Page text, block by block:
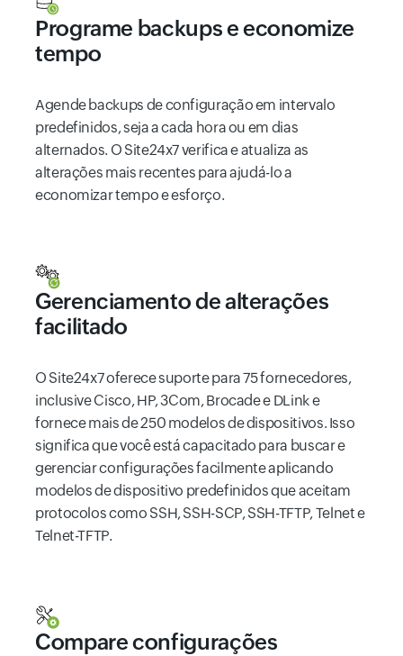
Programe backups e economize
tempo
Agende backups de configuração em intervalo
predefinidos, seja a cada hora ou em dias
alternados. O Site24x7 verifica e atualiza as
alterações mais recentes para ajudá-lo a
economizar tempo e esforço.
Gerenciamento de alterações
facilitado
O Site24x7 oferece suporte para 75 fornecedores,
inclusive Cisco, HP, 3Com, Brocade e DLink e
fornece mais de 250 modelos de dispositivos. Isso
significa que você está capacitado para buscar e
gerenciar configurações facilmente aplicando
modelos de dispositivo predefinidos que aceitam
protocolos como SSH, SSH-SCP, SSH-TFTP, Telnet e
Telnet-TFTP.
Compare configurações